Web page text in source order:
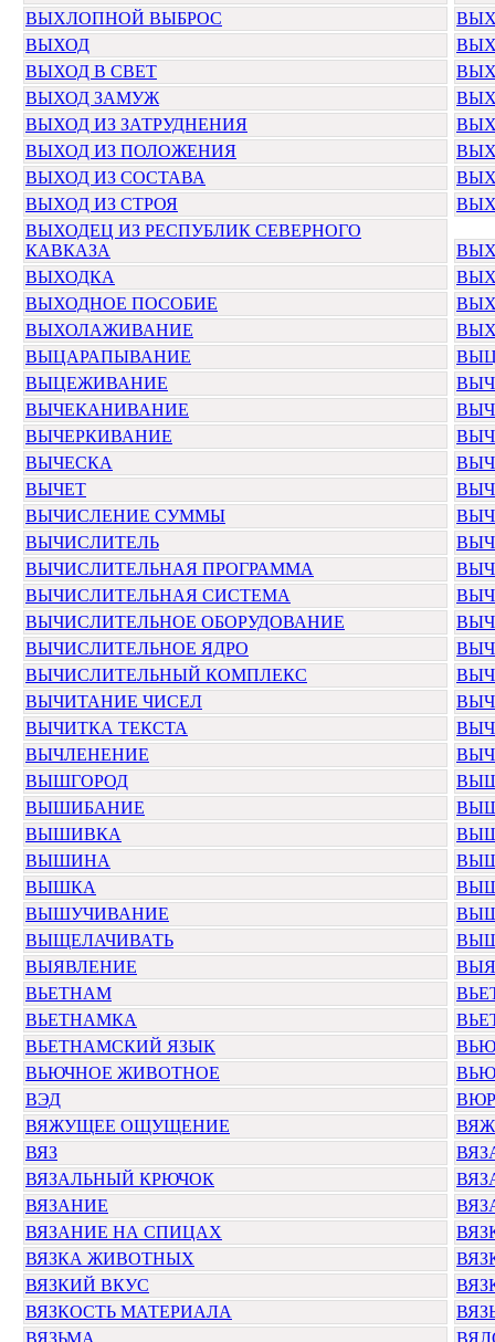
ВЫХЛОПНОЙ ВЫБРОС
ВЫХОД
ВЫХОД В СВЕТ
ВЫХОД ЗАМУЖ
ВЫХОД ИЗ ЗАТРУДНЕНИЯ
ВЫХОД ИЗ ПОЛОЖЕНИЯ
ВЫХОД ИЗ СОСТАВА
ВЫХОД ИЗ СТРОЯ
ВЫХОДЕЦ ИЗ РЕСПУБЛИК СЕВЕРНОГО
КАВКАЗА
ВЫХОДКА
ВЫХОДНОЕ ПОСОБИЕ
ВЫХОЛАЖИВАНИЕ
ВЫЦАРАПЫВАНИЕ
ВЫЦЕЖИВАНИЕ
ВЫЧЕКАНИВАНИЕ
ВЫЧЕРКИВАНИЕ
ВЫЧЕСКА
ВЫЧЕТ
ВЫЧИСЛЕНИЕ СУММЫ
ВЫЧИСЛИТЕЛЬ
ВЫЧИСЛИТЕЛЬНАЯ ПРОГРАММА
ВЫЧИСЛИТЕЛЬНАЯ СИСТЕМА
ВЫЧИСЛИТЕЛЬНОЕ ОБОРУДОВАНИЕ
ВЫЧИСЛИТЕЛЬНОЕ ЯДРО
ВЫЧИСЛИТЕЛЬНЫЙ КОМПЛЕКС
ВЫЧИТАНИЕ ЧИСЕЛ
ВЫЧИТКА ТЕКСТА
ВЫЧЛЕНЕНИЕ
ВЫШГОРОД
ВЫШИБАНИЕ
ВЫШИВКА
ВЫШИНА
ВЫШКА
ВЫШУЧИВАНИЕ
ВЫЩЕЛАЧИВАТЬ
ВЫЯВЛЕНИЕ
ВЬЕТНАМ
ВЬЕТНАМКА
ВЬЕТНАМСКИЙ ЯЗЫК
ВЬЮЧНОЕ ЖИВОТНОЕ
ВЭД
ВЯЖУЩЕЕ ОЩУЩЕНИЕ
ВЯЗ
ВЯЗАЛЬНЫЙ КРЮЧОК
ВЯЗАНИЕ
ВЯЗАНИЕ НА СПИЦАХ
ВЯЗКА ЖИВОТНЫХ
ВЯЗКИЙ ВКУС
ВЯЗКОСТЬ МАТЕРИАЛА